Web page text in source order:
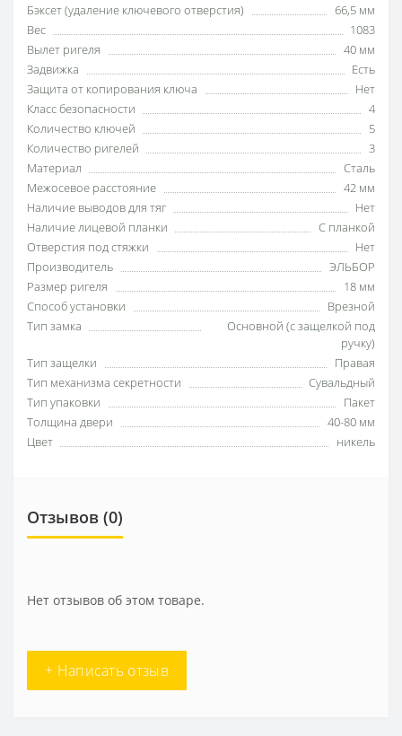
Бэксет (удаление ключевого отверстия)
66,5 мм
Вес
1083
Вылет ригеля
40 мм
Задвижка
Есть
Защита от копирования ключа
Нет
Класс безопасности
4
Количество ключей
5
Количество ригелей
3
Материал
Сталь
Межосевое расстояние
42 мм
Наличие выводов для тяг
Нет
Наличие лицевой планки
С планкой
Отверстия под стяжки
Нет
Производитель
ЭЛЬБОР
Размер ригеля
18 мм
Способ установки
Врезной
Тип замка
Основной (с защелкой под
ручку)
Тип защелки
Правая
Тип механизма секретности
Сувальдный
Тип упаковки
Пакет
Толщина двери
40-80 мм
Цвет
никель
Отзывов (0)
Нет отзывов об этом товаре.
+ Написать отзыв